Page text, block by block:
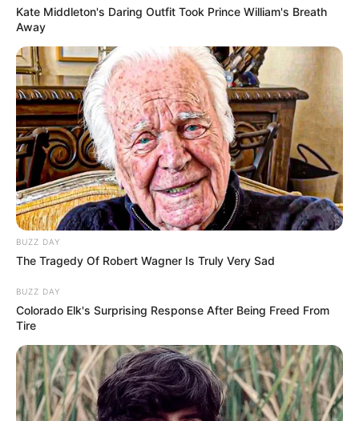
Kate Middleton's Daring Outfit Took Prince William's Breath
Away
BUZZ DAY
The Tragedy Of Robert Wagner Is Truly Very Sad
BUZZ DAY
Colorado Elk's Surprising Response After Being Freed From
Tire